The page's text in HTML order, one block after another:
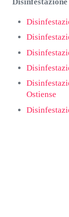
Ostiense